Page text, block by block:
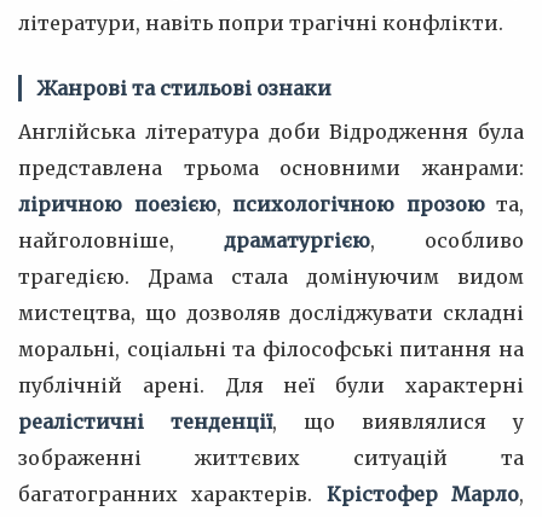
літератури, навіть попри трагічні конфлікти.
Жанрові та стильові ознаки
Англійська література доби Відродження була
представлена трьома основними жанрами:
ліричною поезією, психологічною прозоюта,
найголовніше, драматургією, особливо
трагедією. Драма стала домінуючим видом
мистецтва, що дозволяв досліджувати складні
моральні, соціальні та філософські питання на
публічній арені. Для неї були характерні
реалістичні тенденції, що виявлялися у
зображенні життєвих ситуацій та
багатогранних характерів. Крістофер Марло,